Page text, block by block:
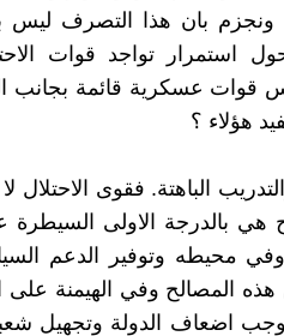
ونجزم بان هذا التصرف ليس
استمرار تواجد قوات
قوات عسكرية قائمة
هؤلاء ؟
الباهتة. فقوى الاحتلال
هي بالدرجة الاولى السيطرة
محيطه وتوفير الدعم
هذه المصالح وفي الهيمنة
اضعاف الدولة وتجهيل